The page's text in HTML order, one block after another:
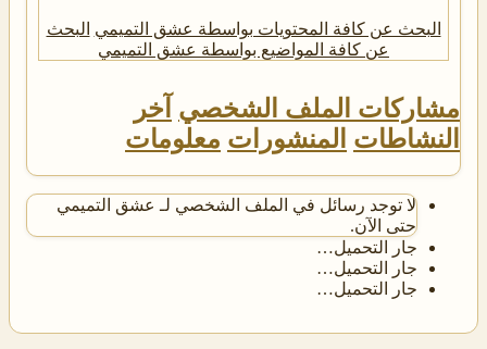
البحث عن كافة المحتويات بواسطة عشق التميمي البحث
عن كافة المواضيع بواسطة عشق التميمي
مشاركات الملف الشخصي آخر
النشاطات المنشورات معلومات
لا توجد رسائل في الملف الشخصي لـ عشق التميمي
حتى الآن.
جار التحميل…
جار التحميل…
جار التحميل…